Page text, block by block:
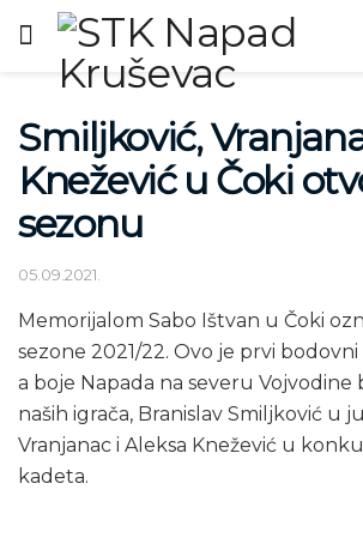
Smiljković,
Knežević u Čoki
sezonu
05.09.2021.
Memorijalom Sabo Ištvan u Čoki
sezone 2021/22. Ovo je prvi
a boje Napada na severu Vojvodine
naših igrača, Branislav Smiljković u
Vranjanac i Aleksa Knežević u
kadeta.